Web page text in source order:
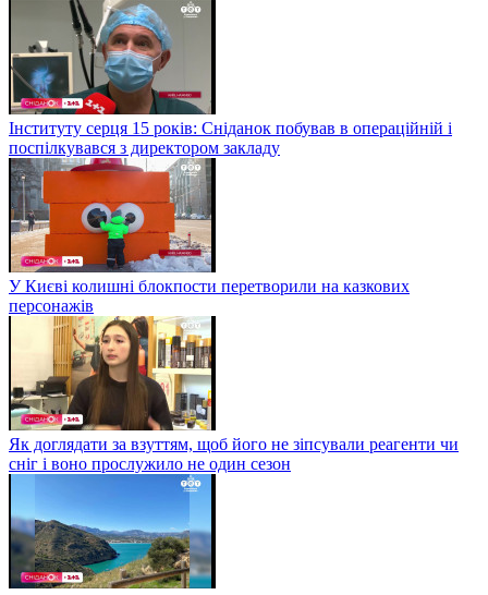
Інституту серця 15 років: Сніданок побував в операційній і
поспілкувався з директором закладу
У Києві колишні блокпости перетворили на казкових
персонажів
Як доглядати за взуттям, щоб його не зіпсували реагенти чи
сніг і воно прослужило не один сезон